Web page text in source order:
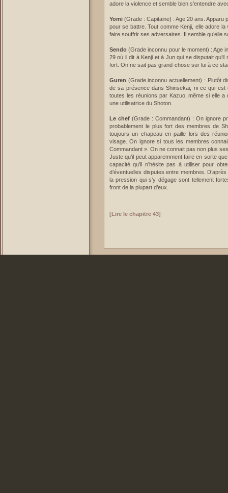
adore la violence et semble bien s’entendre
Yomi (Grade : Capitaine) : Age 20 ans. Apparu
pour se battre. Tout comme Kenji, elle adore
faire souffrir ses adversaires. Il semble qu’elle
Sendo (Grade inconnu pour le moment) : Age
29 où il dit à Kenji et à Jun qui se disputait
fort. On ne sait pas grand-chose sur lui à ce
Guren (Grade inconnu actuellement) : Plutôt
de sa présence dans Shinsekai, ni ce qui est
toutes les réunions par Kazuo, même si elle a
une utilisatrice du Shoton.
Le chef(Grade : Commandant) : On ignore
probablement le plus fort des membres de
toujours un chapeau en paille lors des
visage. On ignore si tous les membres
Commandant ». On ne connait pas non plus
Juste qu’il peut apparemment faire en sorte
capacité qu’il n’hésite pas à utiliser pour
d’éventuelles disputes entre membres.
la pression qui s’y dégage sont tellement
front de la plupart d’eux.
[Lire le chapitre 43]